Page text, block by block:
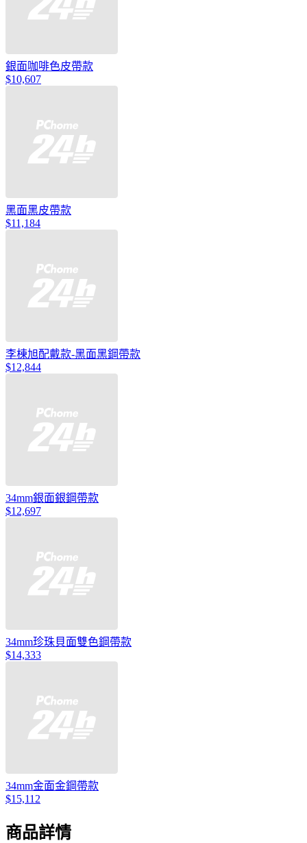
銀面咖啡色皮帶款
$10,607
黑面黑皮帶款
$11,184
李棟旭配戴款-黑面黑鋼帶款
$12,844
34mm銀面銀鋼帶款
$12,697
34mm珍珠貝面雙色鋼帶款
$14,333
34mm金面金鋼帶款
$15,112
商品詳情